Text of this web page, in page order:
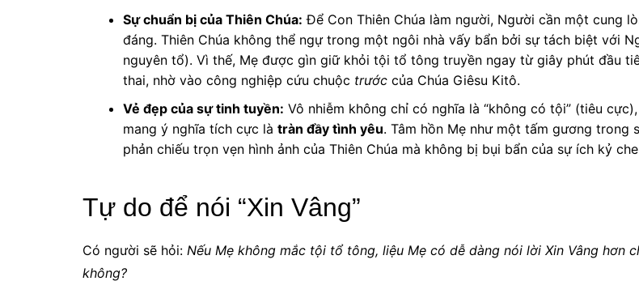
Sự chuẩn bị của Thiên Chúa: Để Con Thiên Chúa làm người, Người cần một cung
đáng. Thiên Chúa không thể ngự trong một ngôi nhà vấy bẩn bởi sự tách biệt với
nguyên tổ). Vì thế, Mẹ được gìn giữ khỏi tội tổ tông truyền ngay từ giây phút đầu
thai, nhờ vào công nghiệp cứu chuộc trước của Chúa Giêsu Kitô.
Vẻ đẹp của sự tinh tuyền: Vô nhiễm không chỉ có nghĩa là “không có tội” (tiêu
mang ý nghĩa tích cực là tràn đầy tình yêu. Tâm hồn Mẹ như một tấm gương trong
phản chiếu trọn vẹn hình ảnh của Thiên Chúa mà không bị bụi bẩn của sự ích kỷ
Tự do để nói “Xin Vâng”
Có người sẽ hỏi: Nếu Mẹ không mắc tội tổ tông, liệu Mẹ có dễ dàng nói lời Xin Vâng hơn
không?